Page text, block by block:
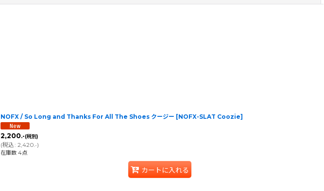
NOFX / So Long and Thanks For All The Shoes クージー [NOFX-SLAT Coozie]
2,200.-(税別)
(税込: 2,420.-)
在庫数 4点
カートに入れる